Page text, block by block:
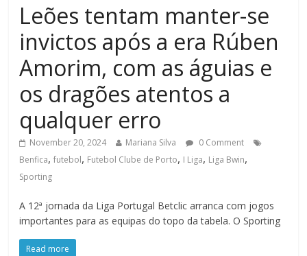
Leões tentam manter-se
invictos após a era Rúben
Amorim, com as águias e
os dragões atentos a
qualquer erro
November 20, 2024 Mariana Silva
0 Comment
Benfica,futebol, Futebol Clube de Porto, I Liga, Liga Bwin,
Sporting
A 12ª jornada da Liga Portugal Betclic arranca com jogos
importantes para as equipas do topo da tabela. O Sporting
Read more